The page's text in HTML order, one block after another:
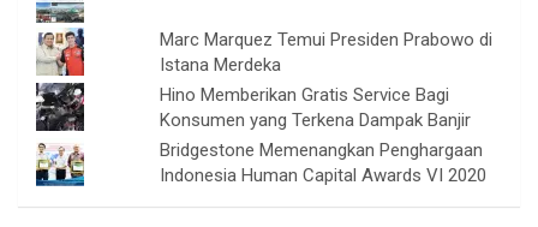
Marc Marquez Temui Presiden Prabowo di
Istana Merdeka
Hino Memberikan Gratis Service Bagi
Konsumen yang Terkena Dampak Banjir
Bridgestone Memenangkan Penghargaan
Indonesia Human Capital Awards VI 2020